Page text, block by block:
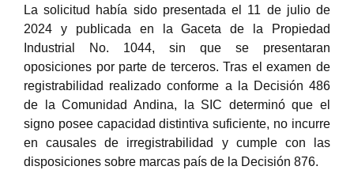
La solicitud había sido presentada el 11 de julio de
2024 y publicada en la Gaceta de la Propiedad
Industrial No. 1044, sin que se presentaran
oposiciones por parte de terceros. Tras el examen de
registrabilidad realizado conforme a la Decisión 486
de la Comunidad Andina, la SIC determinó que el
signo posee capacidad distintiva suficiente, no incurre
en causales de irregistrabilidad y cumple con las
disposiciones sobre marcas país de la Decisión 876.